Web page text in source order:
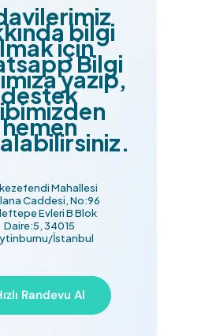
bilgi
için
Bilgi
yazıp,
destek
hemen
Mahallesi
Caddesi, No:96
Evleri B Blok
Daire:5, 34015
İstanbul
Randevu Al